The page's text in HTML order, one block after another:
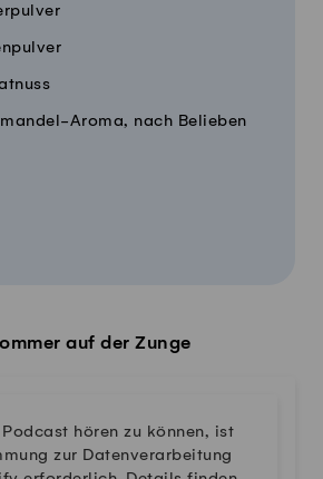
Aroma, nach Belieben
auf der Zunge
hören zu können, ist
zur Datenverarbeitung